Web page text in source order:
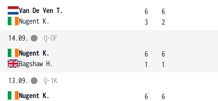
Van De Ven T.
Nugent K.
6
3
6
2
14.09.
Nugent K.
Bagshaw H.
Q-OF
6
1
6
1
13.09.
Nugent K.
Q-1K
6
6